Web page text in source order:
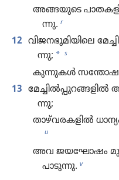
അങ്ങയുടെ
ന്നു. r
12 വിജനഭൂമിയിലെ
ന്നു; * s
കുന്നുകൾ
13 മേച്ചിൽപ്പുറങ്ങളിൽ
ന്നു;
താഴ്‌വരകളിൽ
u
അവ ജയഘോ​ഷം
പാടുന്നു. v